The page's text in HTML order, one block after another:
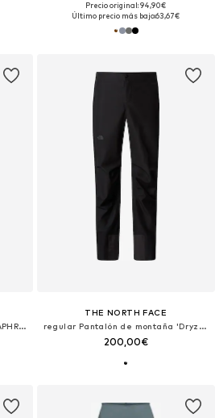
Precio original: 94,90€
Último precio más bajo:63,67€
regular Pantalón de montaña 'APHRODITE ARISE'
THE NORTH FACE
regular Pantalón de montaña 'Dryzzle'
200,00€